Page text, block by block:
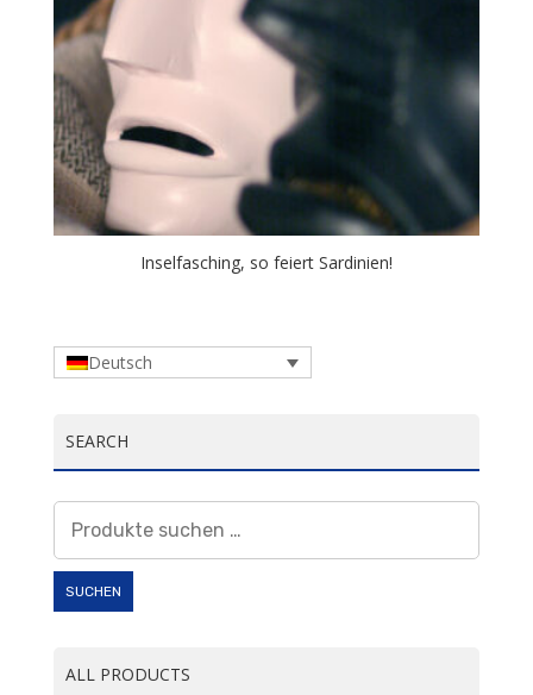
Inselfasching, so feiert Sardinien!
Deutsch
SEARCH
nach:
SUCHEN
ALL PRODUCTS